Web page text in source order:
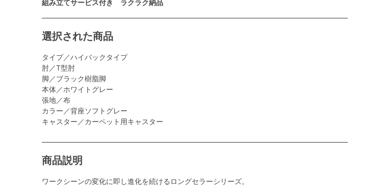
組み立てサービス付き ラクラク納品
選択された商品
タイプ／ハイバックタイプ
肘／T型肘
脚／ブラック樹脂脚
本体／ホワイトグレー
張地／布
カラー／背座ソフトグレー
キャスター／カーペット用キャスター
商品説明
ワークシーンの変化に即し進化を続けるロングセラーシリーズ。